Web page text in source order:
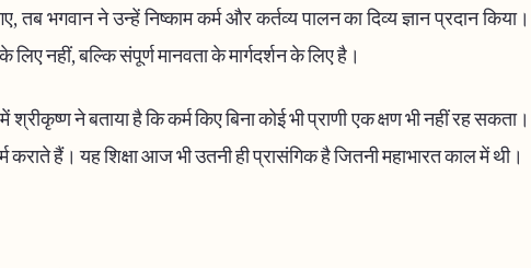
तब भगवान ने उन्हें निष्काम कर्म और कर्तव्य पालन का दिव्य ज्ञान प्रदान किया।
नहीं, बल्कि संपूर्ण मानवता के मार्गदर्शन के लिए है।
ने बताया है कि कर्म किए बिना कोई भी प्राणी एक क्षण भी नहीं रह सकता।
हैं। यह शिक्षा आज भी उतनी ही प्रासंगिक है जितनी महाभारत काल में थी।